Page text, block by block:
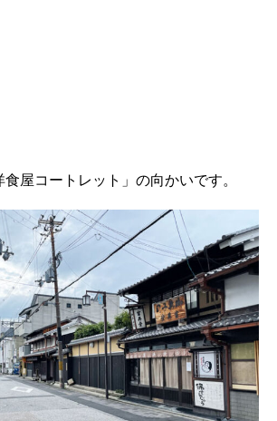
屋コートレット」の向かいです。